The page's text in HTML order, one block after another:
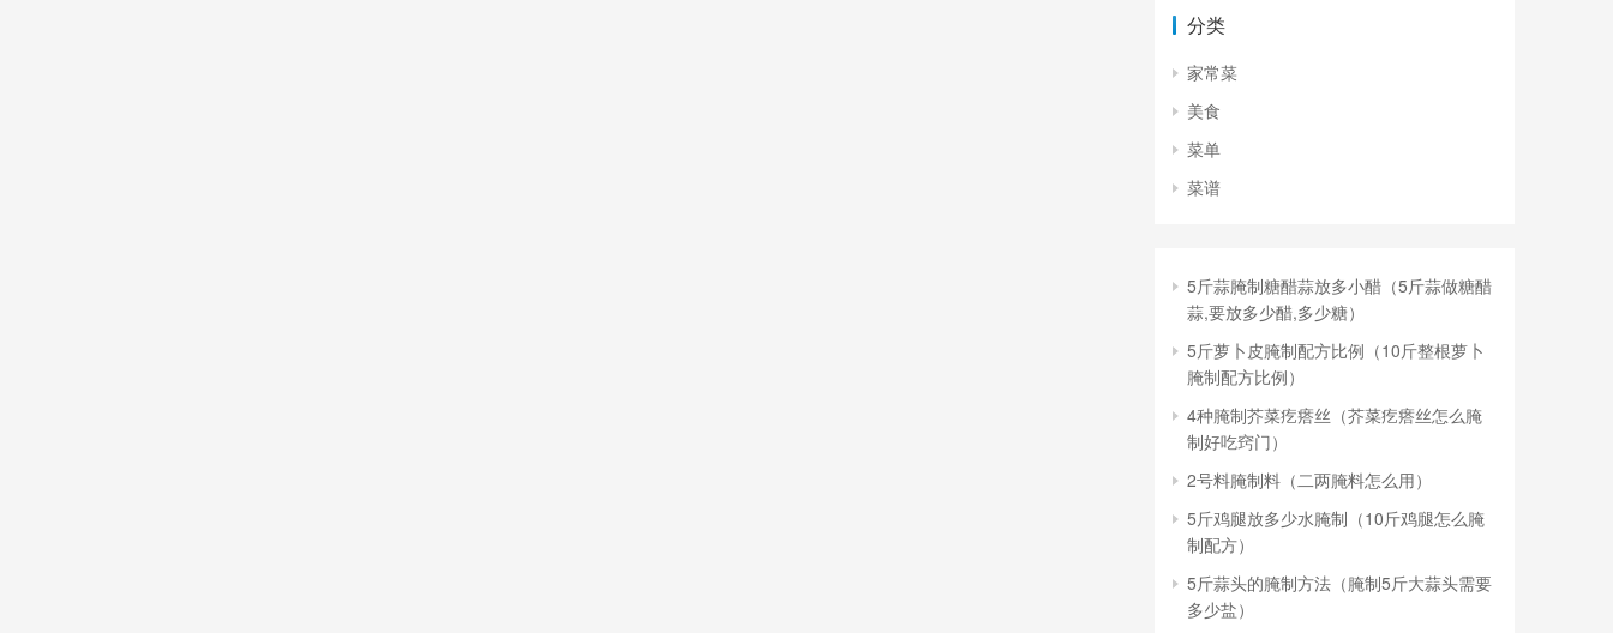
分类
家常菜
美食
菜单
菜谱
5斤蒜腌制糖醋蒜放多小醋（5斤蒜做糖醋
蒜,要放多少醋,多少糖）
5斤萝卜皮腌制配方比例（10斤整根萝卜
腌制配方比例）
4种腌制芥菜疙瘩丝（芥菜疙瘩丝怎么腌
制好吃窍门）
2号料腌制料（二两腌料怎么用）
5斤鸡腿放多少水腌制（10斤鸡腿怎么腌
制配方）
5斤蒜头的腌制方法（腌制5斤大蒜头需要
多少盐）